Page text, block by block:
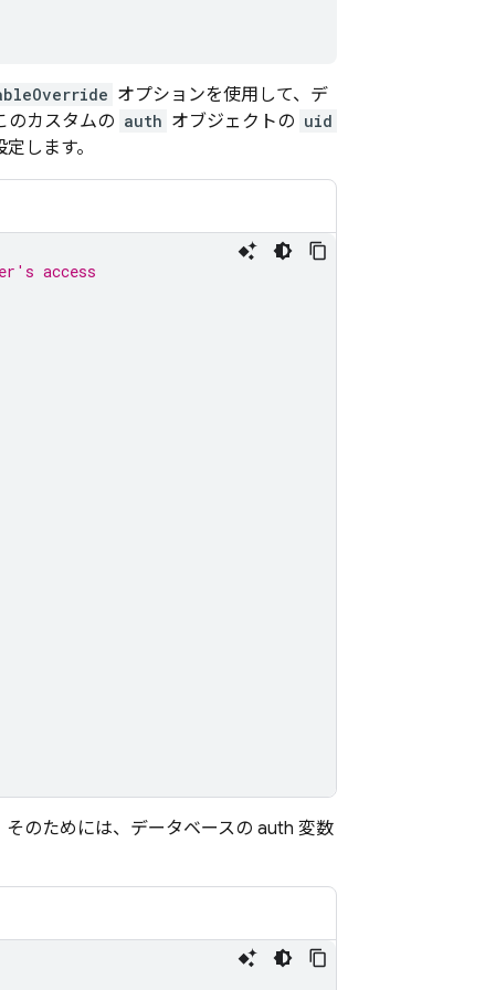
オプションを使用して、デ
のカスタムの auth オブジェクトの uid
します。
access
そのためには、データベースの auth 変数